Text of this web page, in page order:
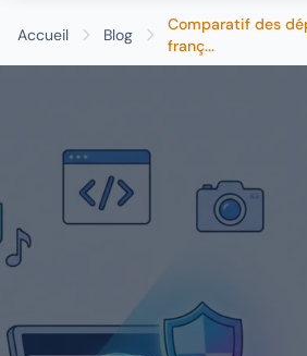
Accueil Blog
Comparatif des
franç...